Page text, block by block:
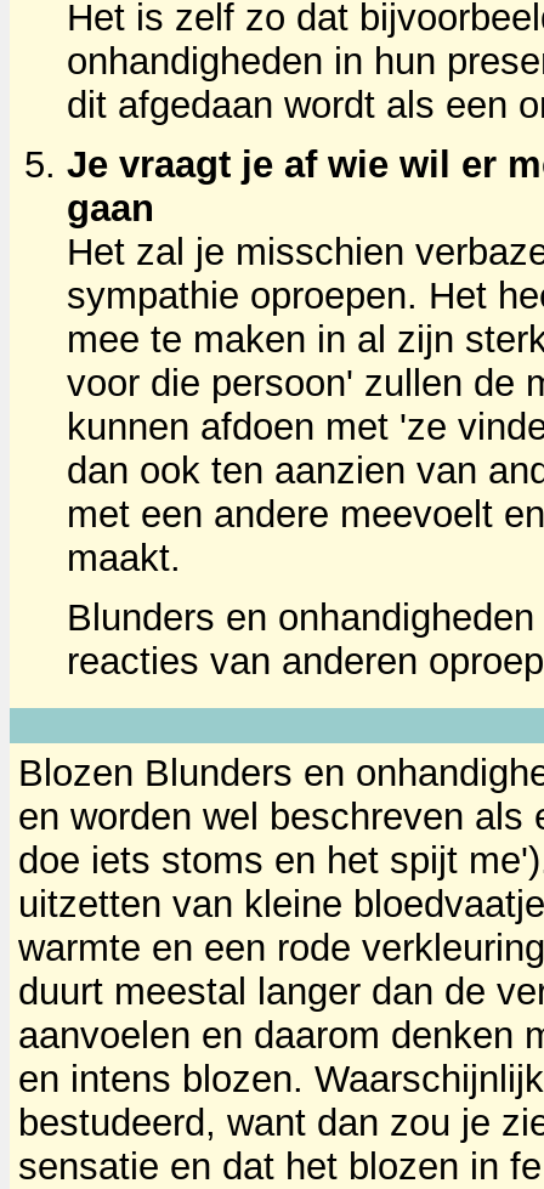
Het is zelf zo dat
onhandigheden in hun
dit afgedaan wordt als een
Je vraagt je af wie wil er
gaan
Het zal je misschien
sympathie oproepen. Het
mee te maken in al zijn
voor die persoon' zullen de
kunnen afdoen met 'ze
dan ook ten aanzien van
met een andere meevoelt
maakt.
Blunders en
reacties van anderen
Blozen Blunders en
en worden wel beschreven
doe iets stoms en het spijt
uitzetten van kleine
warmte en een rode
duurt meestal langer dan de
aanvoelen en daarom denken
en intens blozen.
bestudeerd, want dan zou je
sensatie en dat het blozen in